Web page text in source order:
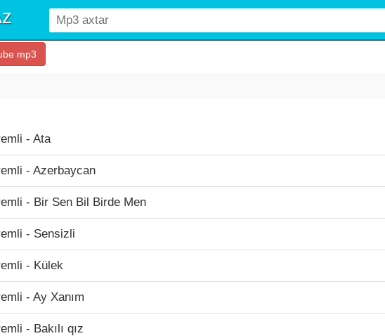
mp3
- Ata
- Azerbaycan
- Bir Sen Bil Birde Men
- Sensizli
- Külek
- Ay Xanım
- Bakılı qız